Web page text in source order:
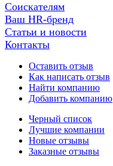
Соискателям
Ваш HR-бренд
Статьи и новости
Контакты
Оставить отзыв
Как написать отзыв
Найти компанию
Добавить компанию
Черный список
Лучшие компании
Новые отзывы
Заказные отзывы